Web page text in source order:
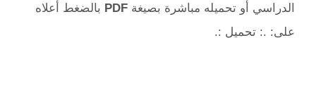
الدراسي أو تحميله مباشرة بصيغة PDF بالضغط أعلاه
على: .: تحميل :.